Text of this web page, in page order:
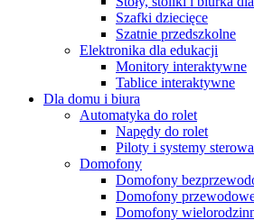
Szafki dziecięce
Szatnie przedszkolne
Elektronika dla edukacji
Monitory interaktywne
Tablice interaktywne
Dla domu i biura
Automatyka do rolet
Napędy do rolet
Piloty i systemy
Domofony
Domofony
Domofony
Domofony